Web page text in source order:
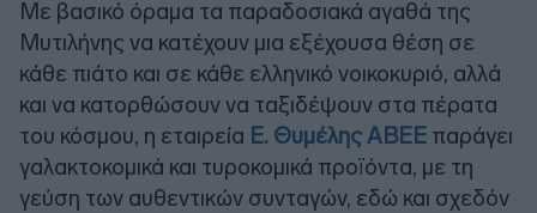
Με βασικό όραμα τα παραδοσιακά αγαθά της
Μυτιλήνης να κατέχουν μια εξέχουσα θέση σε
κάθε πιάτο και σε κάθε ελληνικό νοικοκυριό, αλλά
και να κατορθώσουν να ταξιδέψουν στα πέρατα
του κόσμου, η εταιρεία Ε. Θυμέλης ΑΒΕΕ παράγει
γαλακτοκομικά και τυροκομικά προϊόντα, με τη
γεύση των αυθεντικών συνταγών, εδώ και σχεδόν